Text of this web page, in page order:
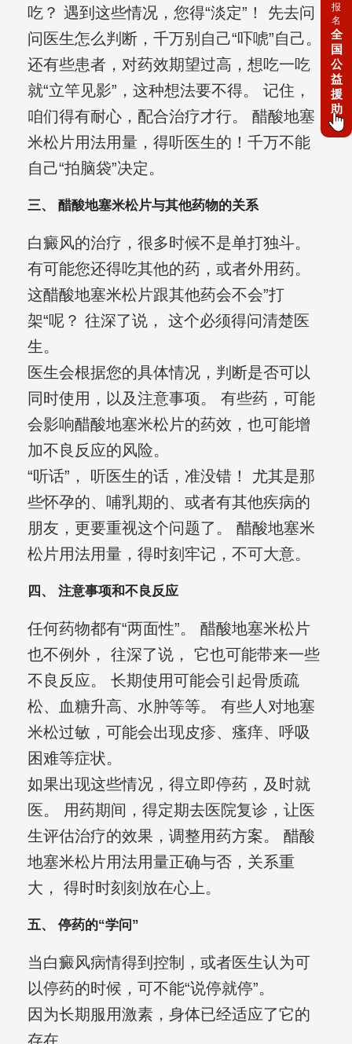
吃？ 遇到这些情况，您得“淡定”！ 先去问
问医生怎么判断，千万别自己“吓唬”自己。
还有些患者，对药效期望过高，想吃一吃
就“立竿见影”，这种想法要不得。 记住，
咱们得有耐心，配合治疗才行。 醋酸地塞
米松片用法用量，得听医生的！千万不能
自己“拍脑袋”决定。
三、 醋酸地塞米松片与其他药物的关系
白癜风的治疗，很多时候不是单打独斗。
有可能您还得吃其他的药，或者外用药。
这醋酸地塞米松片跟其他药会不会”打
架“呢？ 往深了说， 这个必须得问清楚医
生。
医生会根据您的具体情况，判断是否可以
同时使用，以及注意事项。 有些药，可能
会影响醋酸地塞米松片的药效，也可能增
加不良反应的风险。
“听话”， 听医生的话，准没错！ 尤其是那
些怀孕的、哺乳期的、或者有其他疾病的
朋友，更要重视这个问题了。 醋酸地塞米
松片用法用量，得时刻牢记，不可大意。
四、 注意事项和不良反应
任何药物都有“两面性”。 醋酸地塞米松片
也不例外， 往深了说， 它也可能带来一些
不良反应。 长期使用可能会引起骨质疏
松、血糖升高、水肿等等。 有些人对地塞
米松过敏，可能会出现皮疹、瘙痒、呼吸
困难等症状。
如果出现这些情况，得立即停药，及时就
医。 用药期间，得定期去医院复诊，让医
生评估治疗的效果，调整用药方案。 醋酸
地塞米松片用法用量正确与否，关系重
大， 得时时刻刻放在心上。
五、 停药的“学问”
当白癜风病情得到控制，或者医生认为可
以停药的时候，可不能“说停就停”。
因为长期服用激素，身体已经适应了它的
存在。
报
名
全
国
公
益
援
助